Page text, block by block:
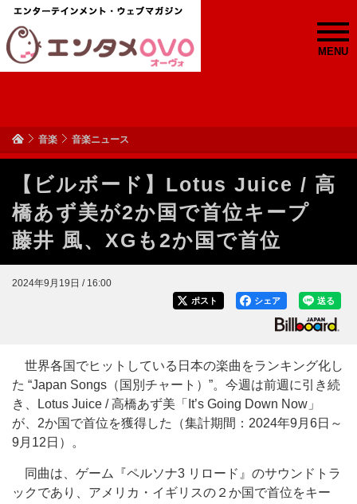
MENU
音楽 音楽ニュース
【ビルボード】Lotus Juice / 高
橋あず美が2か国で首位キープ
藤井 風、XGも2か国で首位
2024年9月19日 / 16:00
送る
シェア
ポスト
世界各国でヒットしている日本の楽曲をランキング化し
た “Japan Songs（国別チャート）”。今週は前週に引き続
き、Lotus Juice / 高橋あず美「It’s Going Down Now」
が、2か国で首位を獲得した（集計期間：2024年9月6日～
9月12日）。
同曲は、ゲーム『ペルソナ3 リロード』のサウンドトラ
ックであり、アメリカ・イギリスの２か国で首位をキー